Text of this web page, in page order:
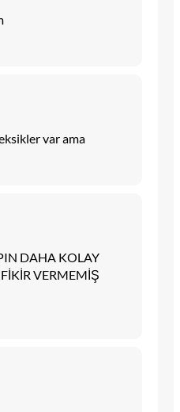
var ama
DAHA KOLAY
VERMEMİŞ